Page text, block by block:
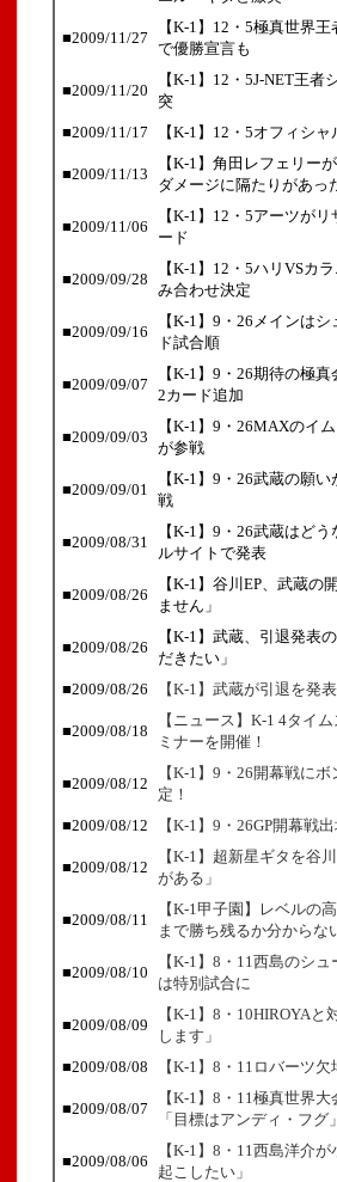
■2009/11/27
【K-1】12・5極真世界
で優勝宣言も
■2009/11/20
【K-1】12・5J-NET王
突
■2009/11/17
【K-1】12・5オフィシ
■2009/11/13
【K-1】角田レフェリー
ダメージに隔たりがあっ
■2009/11/06
【K-1】12・5アーツが
ード
■2009/09/28
【K-1】12・5ハリVSカ
み合わせ決定
■2009/09/16
【K-1】9・26メインは
ド試合順
■2009/09/07
【K-1】9・26期待の極
2カード追加
■2009/09/03
【K-1】9・26MAXのイ
が参戦
■2009/09/01
【K-1】9・26武蔵の願
戦
■2009/08/31
【K-1】9・26武蔵はど
ルサイトで発表
■2009/08/26
【K-1】谷川EP、武蔵
ません」
■2009/08/26
【K-1】武蔵、引退発表
だきたい」
■2009/08/26
【K-1】武蔵が引退を発
■2009/08/18
【ニュース】K-1 4タイ
ミナーを開催！
■2009/08/12
【K-1】9・26開幕戦に
定！
■2009/08/12
【K-1】9・26GP開幕戦
■2009/08/12
【K-1】超新星ギタを谷
がある」
■2009/08/11
【K-1甲子園】レベルの
まで勝ち残るか分からな
■2009/08/10
【K-1】8・11西島のシ
は特別試合に
■2009/08/09
【K-1】8・10HIROYA
します」
■2009/08/08
【K-1】8・11ロバーツ
■2009/08/07
【K-1】8・11極真世界
「目標はアンディ・フグ
■2009/08/06
【K-1】8・11西島洋介
起こしたい」